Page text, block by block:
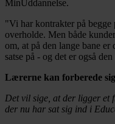
MinUddannelse.
"Vi har kontrakter på
overholde. Men både
om, at på den lange bane
satse på - og det er også
Lærerne kan forberede
Det vil sige, at der ligger et
der nu har sat sig ind i